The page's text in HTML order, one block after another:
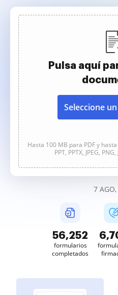
Pulsa aquí
Seleccione
Hasta 100 MB para PDF y
PPT, PPTX, JPEG,
7
56,252
formularios
completados